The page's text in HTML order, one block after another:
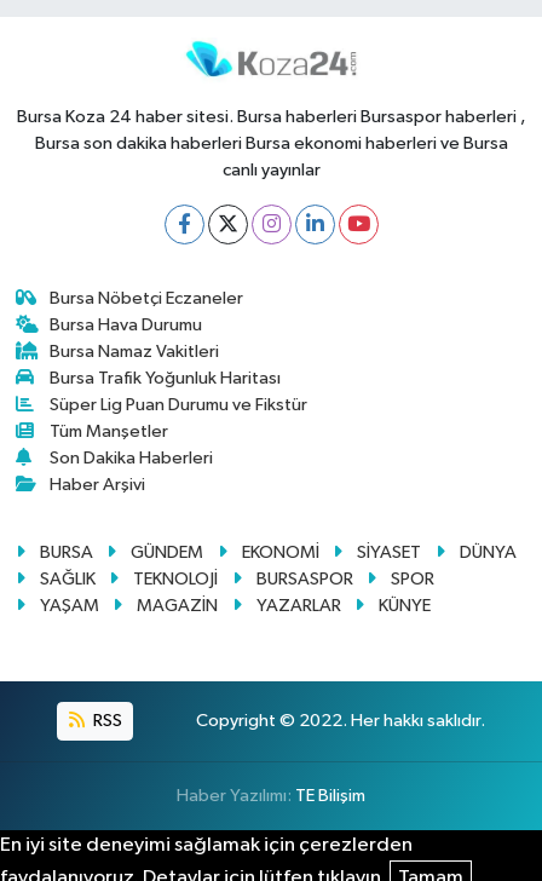
Bursa Koza 24 haber sitesi. Bursa haberleri Bursaspor haberleri ,
Bursa son dakika haberleri Bursa ekonomi haberleri ve Bursa
canlı yayınlar
Bursa Nöbetçi Eczaneler
Bursa Hava Durumu
Bursa Namaz Vakitleri
Bursa Trafik Yoğunluk Haritası
Süper Lig Puan Durumu ve Fikstür
Tüm Manşetler
Son Dakika Haberleri
Haber Arşivi
BURSA GÜNDEM EKONOMİ SİYASET
DÜNYA
SAĞLIK
TEKNOLOJİ BURSASPOR
SPOR
YAŞAM
MAGAZİN YAZARLAR KÜNYE
RSS Copyright © 2022. Her hakkı saklıdır.
Haber Yazılımı: TE Bilişim
En iyi site deneyimi sağlamak için çerezlerden